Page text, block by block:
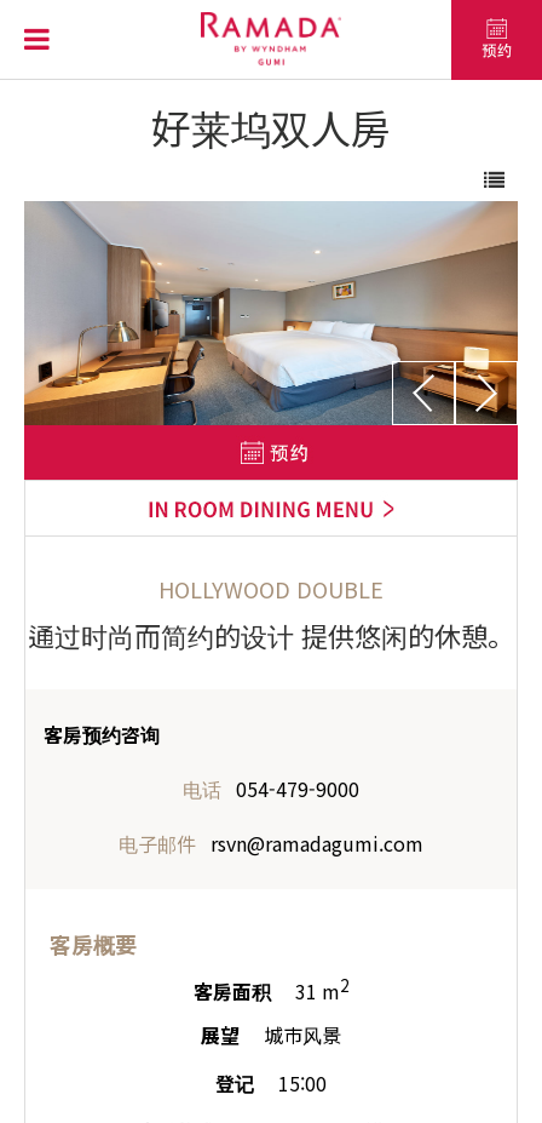
好莱坞双人房
HOLLYWOOD DOUBLE
通过时尚而简约的设计提供悠闲的休憩。
客房预约咨询
电话 054-479-9000
电子邮件 rsvn@ramadagumi.com
客房概要
客房面积 31 m2
展望
城市风景
登记
15:00